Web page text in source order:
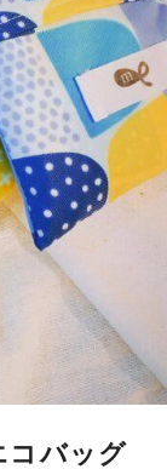
コバッグ